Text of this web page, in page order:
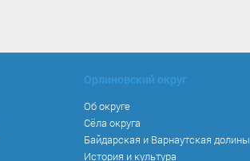
Орлиновский округ
Об округе
Сёла округа
Байдарская и Варнаутская долины
История и культура